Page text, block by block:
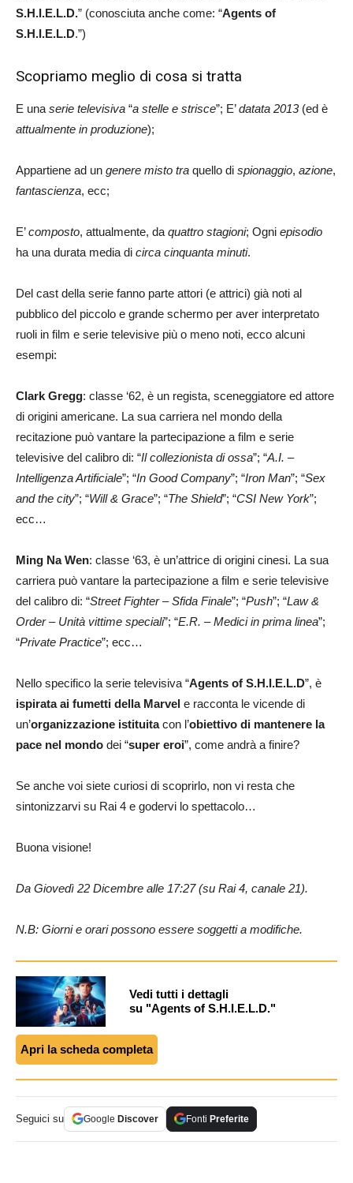
S.H.I.E.L.D.” (conosciuta anche come: “Agents of
S.H.I.E.L.D.”)
Scopriamo meglio di cosa si tratta
E una serie televisiva “a stelle e strisce”; E’datata 2013(ed è
attualmente in produzione);
Appartiene ad un genere misto tra quello di spionaggio, azione,
fantascienza, ecc;
E’composto, attualmente, da quattro stagioni; Ogni episodio
ha una durata media di circa cinquanta minuti.
Del cast della serie fanno parte attori (e attrici) già noti al
pubblico del piccolo e grande schermo per aver interpretato
ruoli in film e serie televisive più o meno noti, ecco alcuni
esempi:
Clark Gregg: classe ‘62, è un regista, sceneggiatore ed attore
di origini americane. La sua carriera nel mondo della
recitazione può vantare la partecipazione a film e serie
televisive del calibro di: “Il collezionista di ossa”; “A.I. –
Intelligenza Artificiale”; “In Good Company”; “Iron Man”; “Sex
and the city”; “Will & Grace”; “The Shield”; “CSI New York”;
ecc…
Ming Na Wen: classe ‘63, è un’attrice di origini cinesi. La sua
carriera può vantare la partecipazione a film e serie televisive
del calibro di: “Street Fighter – Sfida Finale”; “Push”; “Law &
Order – Unità vittime speciali”; “E.R. – Medici in prima linea”;
“Private Practice”; ecc…
Nello specifico la serie televisiva “Agents of S.H.I.E.L.D”, è
ispirata ai fumetti della Marvel e racconta le vicende di
un’organizzazione istituitacon l’obiettivo di mantenere la
pace nel mondo dei “super eroi”, come andrà a finire?
Se anche voi siete curiosi di scoprirlo, non vi resta che
sintonizzarvi su Rai 4 e godervi lo spettacolo…
Buona visione!
Da Giovedì 22 Dicembre alle 17:27 (su Rai 4, canale 21).
N.B: Giorni e orari possono essere soggetti a modifiche.
Vedi tutti i dettagli
su "Agents of S.H.I.E.L.D."
Apri la scheda completa
Seguici su Google Discover Fonti Preferite